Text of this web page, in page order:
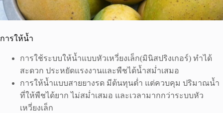
การให้น้ำ
การใช้ระบบให้น้ำแบบหัวเหวี่ยงเล็ก(มินิสปริงเกอร์) ทำได้
สะดวก ประหยัดแรงงานและพืชได้น้ำสม่ำเสมอ
การให้น้ำแบบสายยางรด มีต้นทุนต่ำ แต่ควบคุม ปริมาณน้ำ
ที่ให้พืชได้ยาก ไม่สม่ำเสมอ และเวลามากกว่าระบบหัว
เหวี่ยงเล็ก